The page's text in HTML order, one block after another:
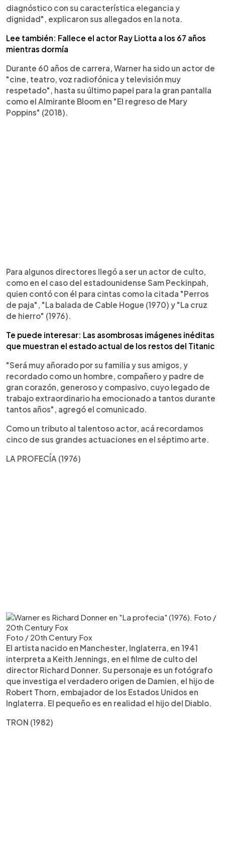
diagnóstico con su característica elegancia y
dignidad", explicaron sus allegados en la nota.
Lee también: Fallece el actor Ray Liotta a los 67 años
mientras dormía
Durante 60 años de carrera, Warner ha sido un actor de
"cine, teatro, voz radiofónica y televisión muy
respetado", hasta su último papel para la gran pantalla
como el Almirante Bloom en "El regreso de Mary
Poppins" (2018).
Para algunos directores llegó a ser un actor de culto,
como en el caso del estadounidense Sam Peckinpah,
quien contó con él para cintas como la citada "Perros
de paja", "La balada de Cable Hogue (1970) y "La cruz
de hierro" (1976).
Te puede interesar: Las asombrosas imágenes inéditas
que muestran el estado actual de los restos del Titanic
"Será muy añorado por su familia y sus amigos, y
recordado como un hombre, compañero y padre de
gran corazón, generoso y compasivo, cuyo legado de
trabajo extraordinario ha emocionado a tantos durante
tantos años", agregó el comunicado.
Como un tributo al talentoso actor, acá recordamos
cinco de sus grandes actuaciones en el séptimo arte.
LA PROFECÍA (1976)
Foto / 20th Century Fox
El artista nacido en Manchester, Inglaterra, en 1941
interpreta a Keith Jennings, en el filme de culto del
director Richard Donner. Su personaje es un fotógrafo
que investiga el verdadero origen de Damien, el hijo de
Robert Thorn, embajador de los Estados Unidos en
Inglaterra. El pequeño es en realidad el hijo del Diablo.
TRON (1982)